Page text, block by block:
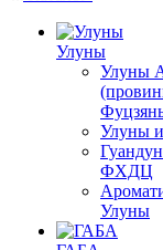
Улуны
Улуны
Улуны
ФХДЦ
Улуны